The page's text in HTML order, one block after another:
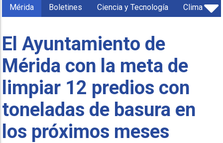
Mérida Boletines Ciencia y Tecnología Clima
El Ayuntamiento de
Mérida con la meta de
limpiar 12 predios con
toneladas de basura en
los próximos meses